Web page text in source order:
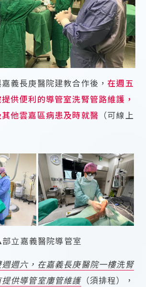
義長庚醫院建教合作後，在週五
供便利的導管室洗腎管路維護，
他雲嘉區病患及時就醫 （可線上
立嘉義醫院導管室
週六，在嘉義長庚醫院一樓洗腎
供導管室廔管維護（須排程），